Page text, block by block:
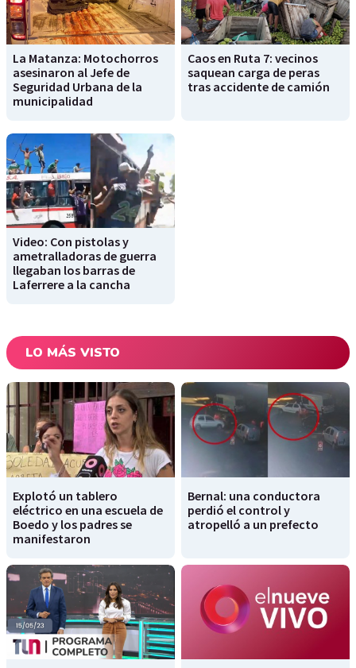
La Matanza: Motochorros
asesinaron al Jefe de
Seguridad Urbana de la
municipalidad
Caos en Ruta 7: vecinos
saquean carga de peras
tras accidente de camión
Video: Con pistolas y
ametralladoras de guerra
llegaban los barras de
Laferrere a la cancha
LO MÁS VISTO
Explotó un tablero
eléctrico en una escuela de
Boedo y los padres se
manifestaron
Bernal: una conductora
perdió el control y
atropelló a un prefecto